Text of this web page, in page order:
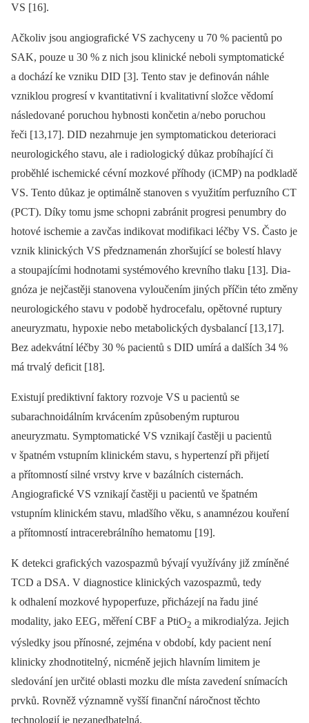
VS [16].
Ačkoliv jsou angiografické VS zachyceny u 70 % pacientů po
SAK, pouze u 30 % z nich jsou klinické neboli symp­tomatické
a dochází ke vzniku DID [3]. Tento stav je definován náhle
vzniklou progresí v kvantitativní i kvalitativní složce vědomí
následované poruchou hybnosti končetin a/ nebo poruchou
řeči [13,17]. DID nezahrnuje jen symptomatickou deterioraci
neurologického stavu, ale i radiologický důkaz probíhající či
proběhlé ischemické cévní mozkové příhody (iCMP) na podkladě
VS. Tento důkaz je optimálně stanoven s využitím perfuzního CT
(PCT). Díky tomu jsme schopni zabránit progresi penumbry do
hotové ischemie a zavčas indikovat modifikaci léčby VS. Často je
vznik klinických VS předznamenán zhoršující se bolestí hlavy
a stoupajícími hodnotami systémového krevního tlaku [13]. Dia­
gnóza je nejčastěji stanovena vyloučením jiných příčin této změny
neurologického stavu v podobě hydrocefalu, opětovné ruptury
aneuryzmatu, hypoxie nebo metabolických dysbalancí [13,17].
Bez adekvátní léčby 30 % pacientů s DID umírá a dalších 34 %
má trvalý deficit [18].
Existují prediktivní faktory rozvoje VS u pacientů se
subarachnoidálním krvácením způsobeným rupturou
aneuryzmatu. Symptomatické VS vznikají častěji u pacientů
v špatném vstupním klinickém stavu, s hypertenzí při přijetí
a přítomností silné vrstvy krve v bazálních cisternách.
Angiografické VS vznikají častěji u pacientů ve špatném
vstupním klinickém stavu, mladšího věku, s anamnézou kouření
a přítomností intracerebrálního hematomu [19].
K detekci grafických vazospazmů bývají využívány již zmíněné
TCD a DSA. V dia­gnostice klinických vazospazmů, tedy
k odhalení mozkové hypoperfuze, přicházejí na řadu jiné
modality, jako EEG, měření CBF a PtiO2 a mikrodialýza. Jejich
výsledky jsou přínosné, zejména v období, kdy pacient není
klinicky zhodnotitelný, nicméně jejich hlavním limitem je
sledování jen určité oblasti mozku dle místa zavedení snímacích
prvků. Rovněž významně vyšší finanční náročnost těchto
technologií je nezanedbatelná.